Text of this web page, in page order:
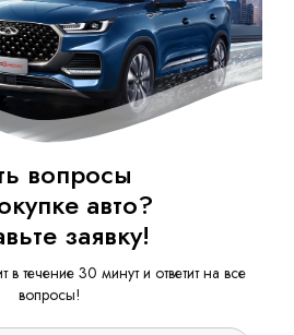
вопросы
авто?
заявку!
в течение 30 минут и ответит на все
вопросы!